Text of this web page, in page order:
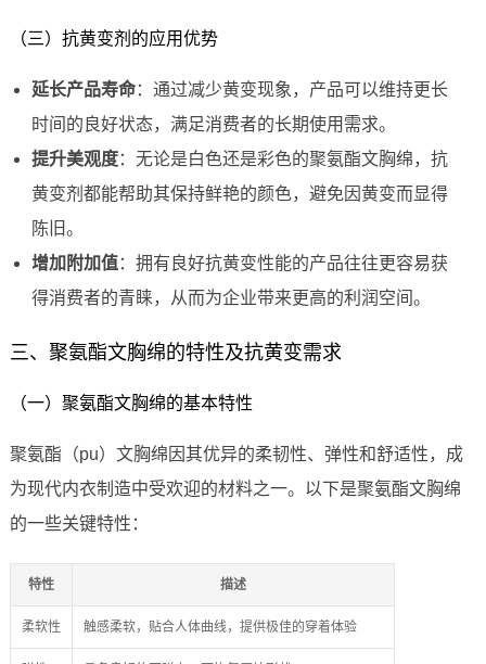
（三）抗黄变剂的应用优势
延长产品寿命：通过减少黄变现象，产品可以维持更长
时间的良好状态，满足消费者的长期使用需求。
提升美观度：无论是白色还是彩色的聚氨酯文胸绵，抗
黄变剂都能帮助其保持鲜艳的颜色，避免因黄变而显得
陈旧。
增加附加值：拥有良好抗黄变性能的产品往往更容易获
得消费者的青睐，从而为企业带来更高的利润空间。
三、聚氨酯文胸绵的特性及抗黄变需求
（一）聚氨酯文胸绵的基本特性
聚氨酯（pu）文胸绵因其优异的柔韧性、弹性和舒适性，成
为现代内衣制造中受欢迎的材料之一。以下是聚氨酯文胸绵
的一些关键特性：
特性 描述
柔软性 触感柔软，贴合人体曲线，提供极佳的穿着体验